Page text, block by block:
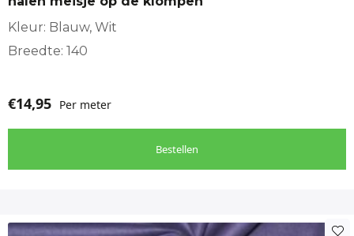
Kleur: Blauw, Wit
Breedte: 140
€14,95 Per meter
Bestellen